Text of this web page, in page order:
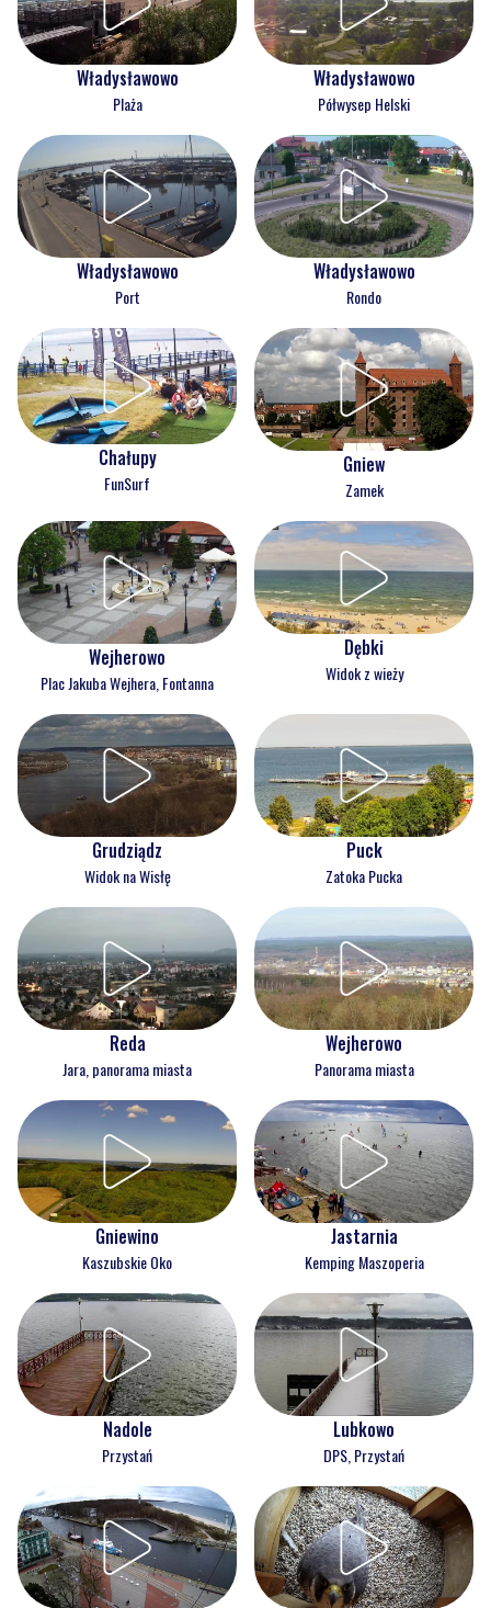
Władysławowo
Plaża
Władysławowo
Półwysep Helski
Władysławowo
Port
Władysławowo
Rondo
Chałupy
FunSurf
Gniew
Zamek
Wejherowo
Plac Jakuba Wejhera, Fontanna
Dębki
Widok z wieży
Grudziądz
Widok na Wisłę
Puck
Zatoka Pucka
Reda
Jara, panorama miasta
Wejherowo
Panorama miasta
Gniewino
Kaszubskie Oko
Jastarnia
Kemping Maszoperia
Nadole
Przystań
Lubkowo
DPS, Przystań